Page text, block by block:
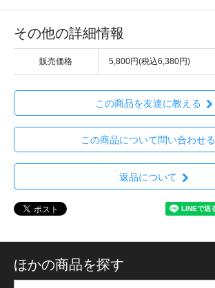
その他の詳細情報
販売価格 5,800円(税込6,380円)
この商品を友達に教える
この商品について問い合わせる
返品について
ほかの商品を探す